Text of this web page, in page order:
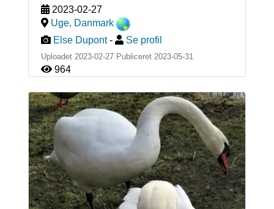
2023-02-27
Uge, Danmark
Else Dupont - Se profil
Uploadet 2023-02-27 Publiceret 2023-05-31
964